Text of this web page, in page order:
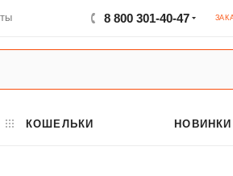
8 800 301-40-47
КОШЕЛЬКИ НОВИНКИ